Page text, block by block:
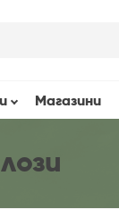
Магазини